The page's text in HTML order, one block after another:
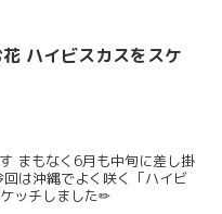
ハイビスカスをスケ
掛
ッチしました✏